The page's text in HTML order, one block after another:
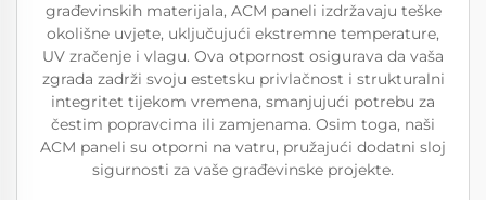
građevinskih materijala, ACM paneli izdržavaju teške
okolišne uvjete, uključujući ekstremne temperature,
UV zračenje i vlagu. Ova otpornost osigurava da vaša
zgrada zadrži svoju estetsku privlačnost i strukturalni
integritet tijekom vremena, smanjujući potrebu za
čestim popravcima ili zamjenama. Osim toga, naši
ACM paneli su otporni na vatru, pružajući dodatni sloj
sigurnosti za vaše građevinske projekte.